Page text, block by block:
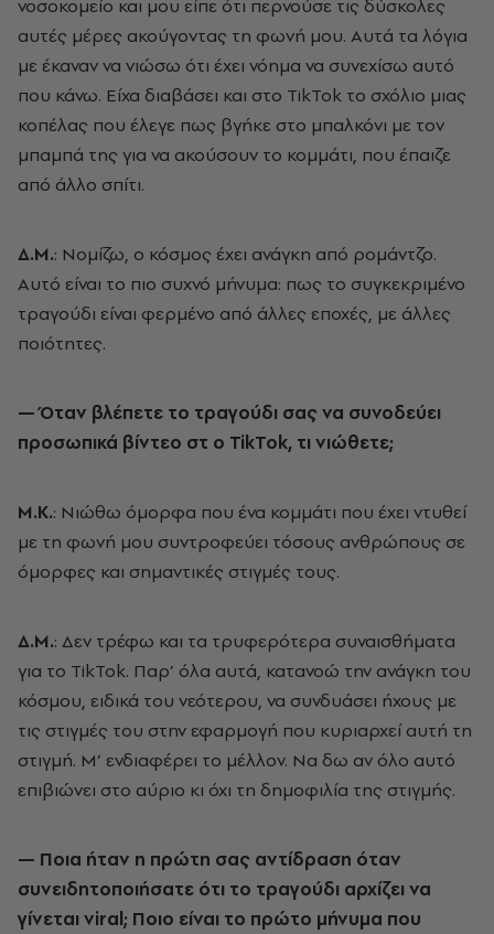
νοσοκομείο και μου είπε ότι περνούσε τις δύσκολες
αυτές μέρες ακούγοντας τη φωνή μου. Αυτά τα λόγια
με έκαναν να νιώσω ότι έχει νόημα να συνεχίσω αυτό
που κάνω. Είχα διαβάσει και στο TikTok το σχόλιο μιας
κοπέλας που έλεγε πως βγήκε στο μπαλκόνι με τον
μπαμπά της για να ακούσουν το κομμάτι, που έπαιζε
από άλλο σπίτι.
Δ.Μ.: Νομίζω, ο κόσμος έχει ανάγκη από ρομάντζο.
Αυτό είναι το πιο συχνό μήνυμα: πως το συγκεκριμένο
τραγούδι είναι φερμένο από άλλες εποχές, με άλλες
ποιότητες.
— Όταν βλέπετε το τραγούδι σας να συνοδεύει
προσωπικά βίντεο στ ο TikTok, τι νιώθετε;
Μ.Κ.: Νιώθω όμορφα που ένα κομμάτι που έχει ντυθεί
με τη φωνή μου συντροφεύει τόσους ανθρώπους σε
όμορφες και σημαντικές στιγμές τους.
Δ.Μ.: Δεν τρέφω και τα τρυφερότερα συναισθήματα
για το TikTok. Παρ’ όλα αυτά, κατανοώ την ανάγκη του
κόσμου, ειδικά του νεότερου, να συνδυάσει ήχους με
τις στιγμές του στην εφαρμογή που κυριαρχεί αυτή τη
στιγμή. Μ’ ενδιαφέρει το μέλλον. Να δω αν όλο αυτό
επιβιώνει στο αύριο κι όχι τη δημοφιλία της στιγμής.
— Ποια ήταν η πρώτη σας αντίδραση όταν
συνειδητοποιήσατε ότι το τραγούδι αρχίζει να
γίνεται viral; Ποιο είναι το πρώτο μήνυμα που